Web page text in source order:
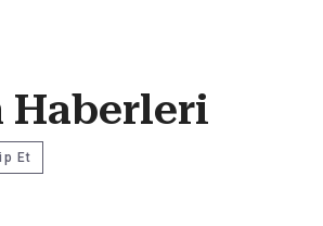
göndermek için tıklayın
Haberleri
Et